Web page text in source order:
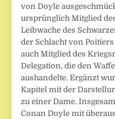
von Doyle
ursprünglich Mitglied
Leibwache des
der Schlacht von Poitiers
auch Mitglied des
Delegation, die den
aushandelte. Ergänzt
Kapitel mit der
zu einer Dame.
Conan Doyle mit